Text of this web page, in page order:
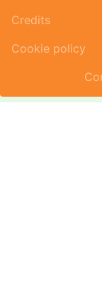
Credits
Cookie policy